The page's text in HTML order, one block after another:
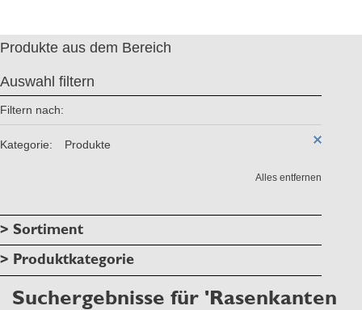
Produkte aus dem Bereich
Auswahl filtern
Filtern nach:
Kategorie: Produkte
Alles entfernen
> Sortiment
> Produktkategorie
Suchergebnisse für 'Rasenkanten